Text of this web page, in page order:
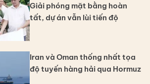
Giải phóng mặt bằng hoàn
tất, dự án vẫn lùi tiến độ
Iran và Oman thống nhất tọa
độ tuyến hàng hải qua Hormuz